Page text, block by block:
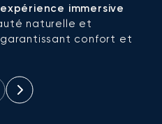
expérience immersive
naturelle et
confort et